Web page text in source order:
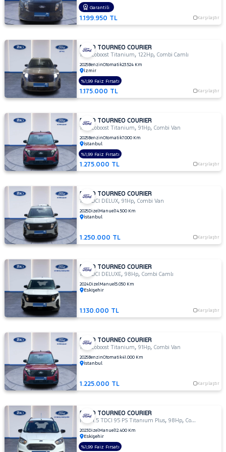
TDCI
BLACK
LINE
1.5
DELUX
1.5
TDCI
DELUXE
1.5 TDCI
1.5 TDCI
TİTANİUM
1.5 TDCI
TİTANİUM
PLUS
1.5
TREND
1.5
TDCi
Delux
1.5TDCI
TITANIUM
100 HP
1.6 TDCI
TITANIUM
1.6 TDCI
MCA 1.5
TDCI 95
PS
Titanıum
Plus
TOURNEO
COURIER
JOURNEY
TOURNEO
CUSTOM
TRANSIT
TRANSIT
1.199.950 TL Karşılaştır
Garantili
FORD TOURNEO COURIER
1.0 Ecoboost Titanium,122Hp,Combi Camlı
2025BenzinOtomatik23.524 Km
İzmir
1.175.000 TL Karşılaştır
%1,99 Faiz Fırsatı
FORD TOURNEO COURIER
1.0 Ecoboost Titanium,91Hp,Combi Van
2025BenzinOtomatik7.000 Km
İstanbul
1.275.000 TL Karşılaştır
%1,99 Faiz Fırsatı
FORD TOURNEO COURIER
1.5 TDCI DELUX,91Hp,Combi Van
2025DizelManuel14.500 Km
İstanbul
1.250.000 TL Karşılaştır
FORD TOURNEO COURIER
1.5 TDCI DELUXE,98Hp,Combi Camlı
2024DizelManuel5.050 Km
Eskişehir
1.130.000 TL Karşılaştır
FORD TOURNEO COURIER
1.0 Ecoboost Titanium,91Hp,Combi Van
2025BenzinOtomatik41.000 Km
İstanbul
1.225.000 TL Karşılaştır
FORD TOURNEO COURIER
MCA 1.5 TDCI 95 PS Titanıum Plus,98Hp,Combi Camlı
2023DizelManuel12.400 Km
Eskişehir
%1,99 Faiz Fırsatı